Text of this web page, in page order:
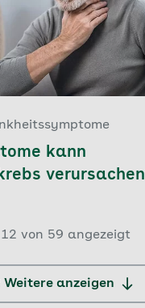
kann
von 59 angezeigt
Weitere anzeigen